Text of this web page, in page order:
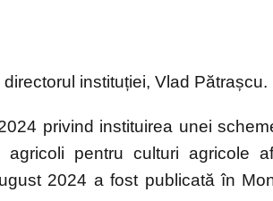
instituției, Vlad Pătrașcu.
privind instituirea unei
pentru culturi agricole
2024 a fost publicată în